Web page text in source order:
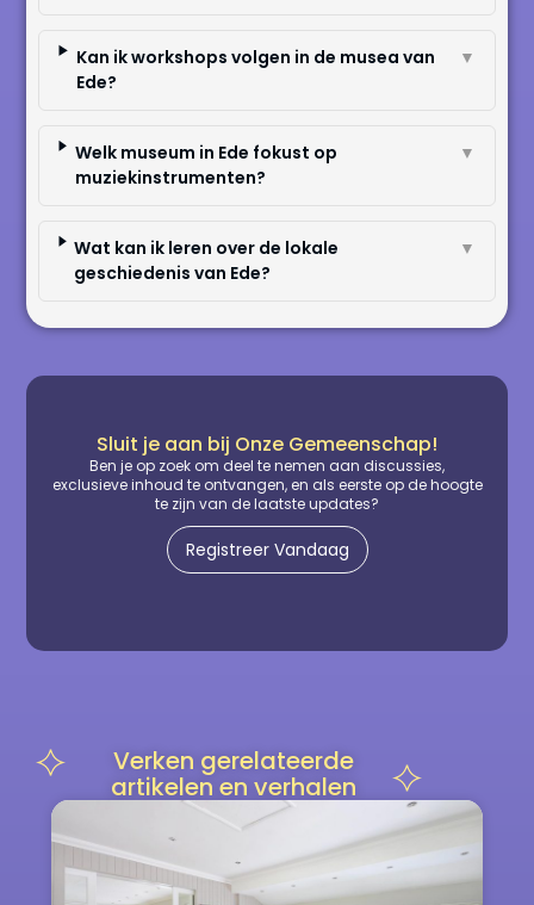
Kan ik workshops volgen in de musea van
Ede?
▼
Welk museum in Ede fokust op
muziekinstrumenten?
▼
Wat kan ik leren over de lokale
geschiedenis van Ede?
▼
Sluit je aan bij Onze Gemeenschap!
Ben je op zoek om deel te nemen aan discussies,
exclusieve inhoud te ontvangen, en als eerste op de hoogte
te zijn van de laatste updates?
Registreer Vandaag
Verken gerelateerde
artikelen en verhalen